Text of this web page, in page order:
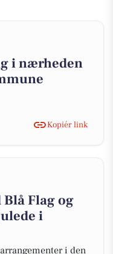
i nærheden
Kopiér link
Flag og
i
i den